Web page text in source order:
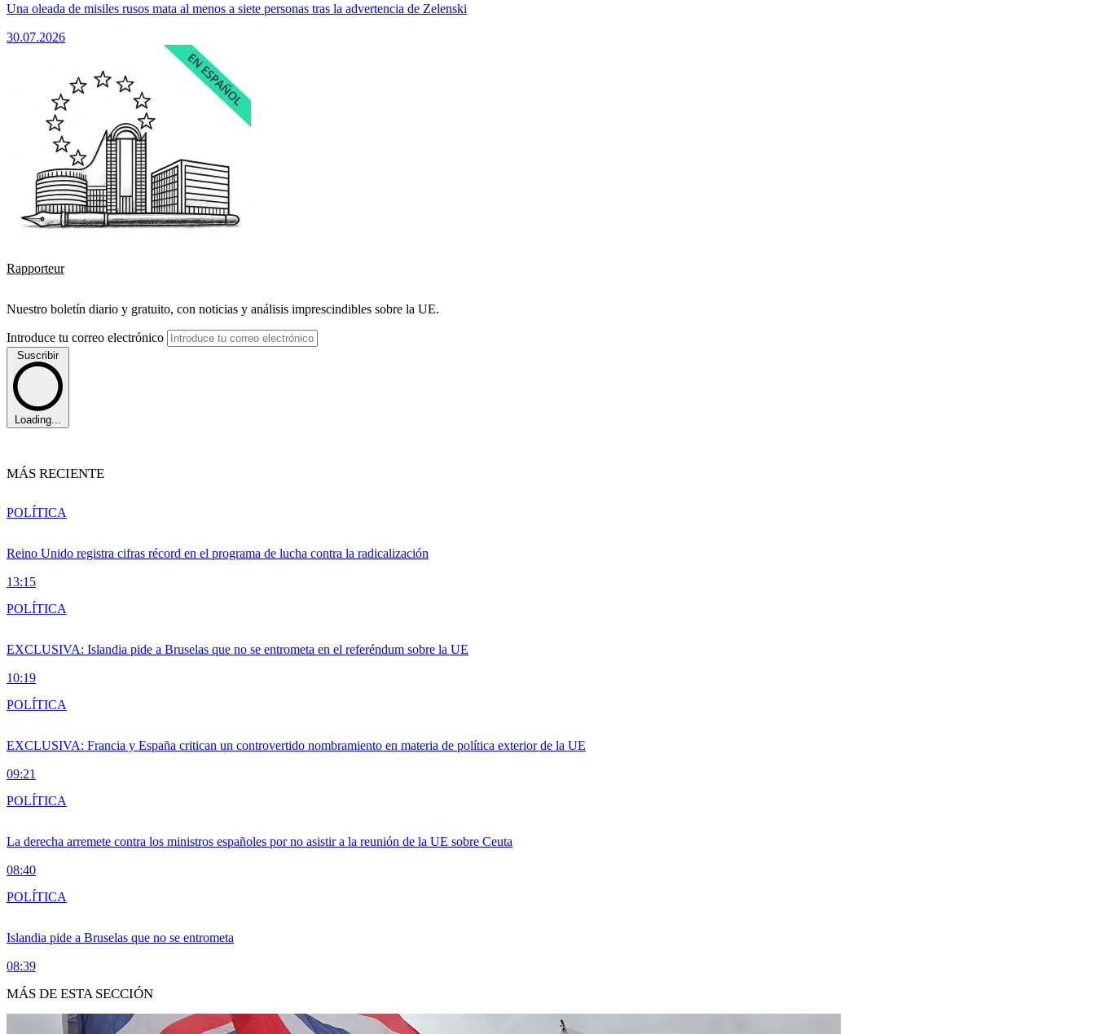
Una oleada de misiles rusos mata al menos a siete personas tras la advertencia de Zelenski
30.07.2026
Rapporteur
Nuestro boletín diario y gratuito, con noticias y análisis imprescindibles sobre la UE.
Introduce tu correo electrónico
Suscribir
Loading...
MÁS RECIENTE
Reino Unido registra cifras récord en el programa de lucha contra la radicalización
13:15
POLÍTICA
EXCLUSIVA: Islandia pide a Bruselas que no se entrometa en el referéndum sobre la UE
10:19
POLÍTICA
EXCLUSIVA: Francia y España critican un controvertido nombramiento en materia de política exterior de la UE
09:21
POLÍTICA
La derecha arremete contra los ministros españoles por no asistir a la reunión de la UE sobre Ceuta
08:40
POLÍTICA
Islandia pide a Bruselas que no se entrometa
08:39
POLÍTICA
MÁS DE ESTA SECCIÓN